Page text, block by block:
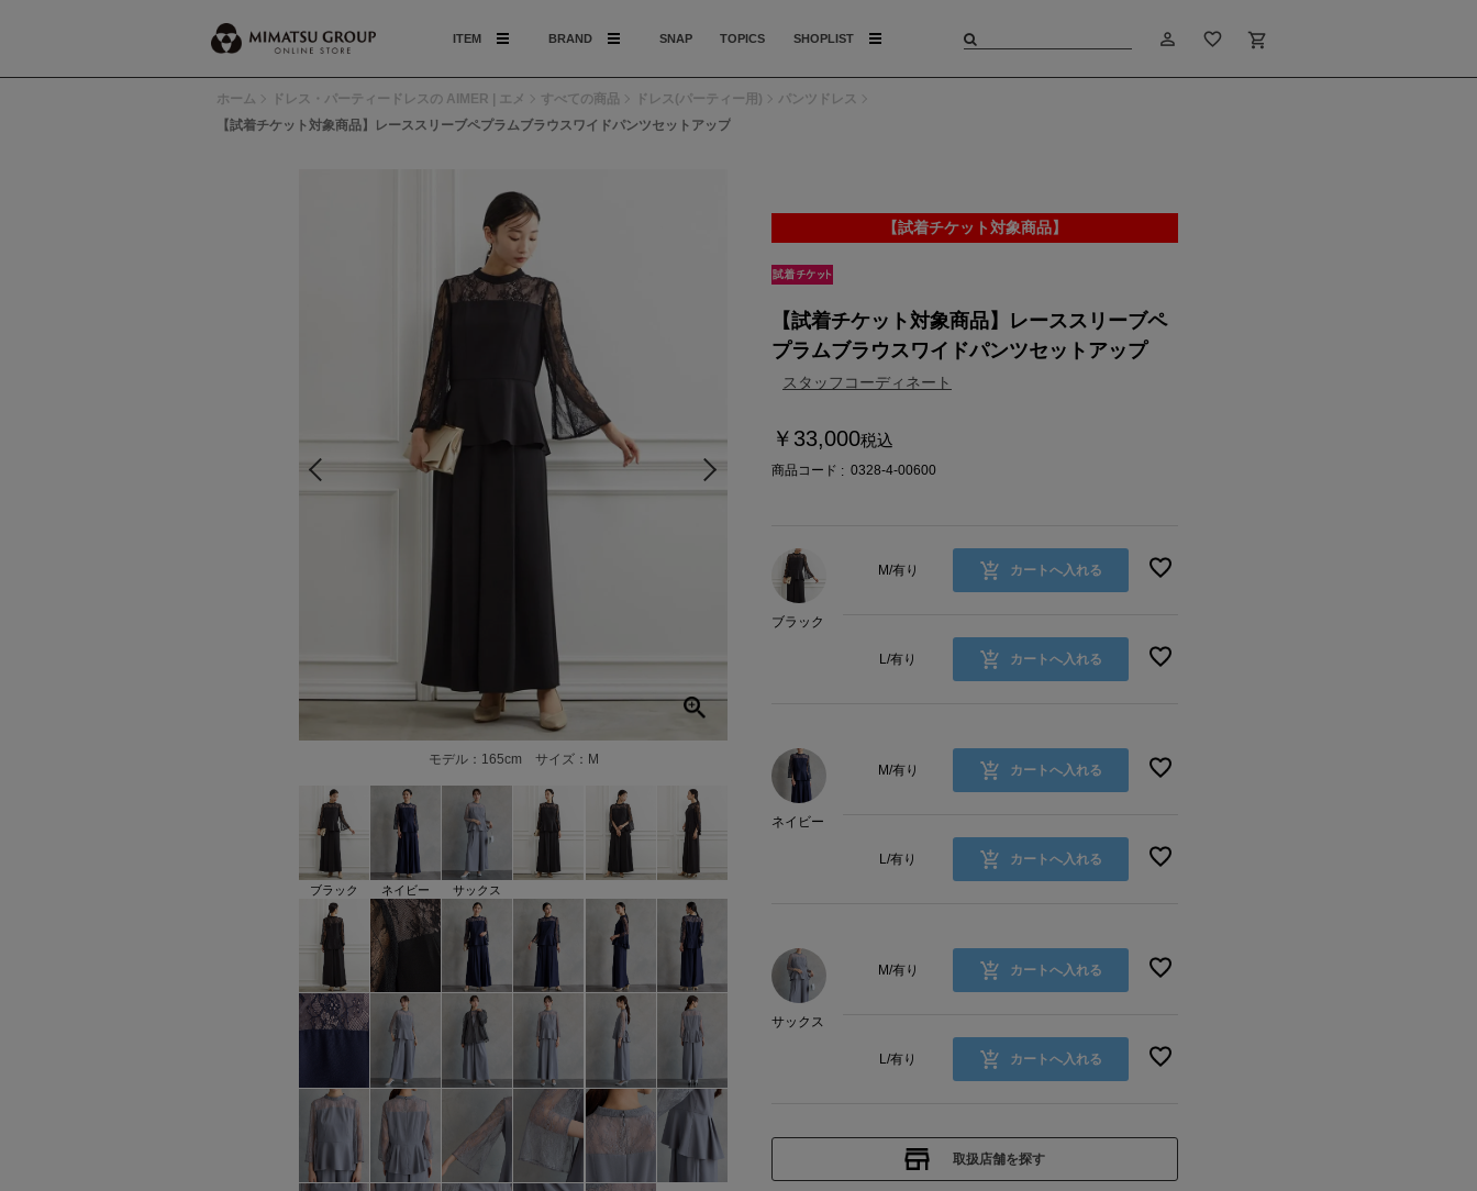
ITEM BRAND SNAP TOPICS SHOPLIST person_outline favorite_border shopping_cart
ホーム ドレス・パーティードレスの AIMER | エメ すべての商品 ドレス(パーティー用)
パンツドレス
【試着チケット対象商品】レーススリーブペプラムブラウスワイドパンツセットアップ
モデル：165cm サイズ：M
ブラック ネイビー サックス
【試着チケット対象商品】
【試着チケット対象商品】レーススリーブペ
プラムブラウスワイドパンツセットアップ
スタッフコーディネート
￥33,000税込
商品コード 0328-4-00600
ブラック
M/有り カートへ入れる
L/有り カートへ入れる
ネイビー
M/有り カートへ入れる
L/有り カートへ入れる
サックス
M/有り カートへ入れる
L/有り カートへ入れる
取扱店舗を探す